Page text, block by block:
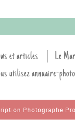
et articles
Le
utilisez annuaire-
Photographe Pro